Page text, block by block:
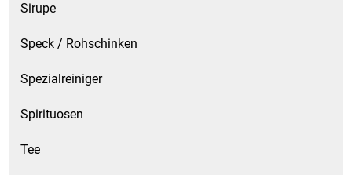
Sirupe
Speck / Rohschinken
Spezialreiniger
Spirituosen
Tee